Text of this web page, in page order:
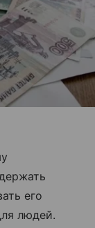
его
людей.